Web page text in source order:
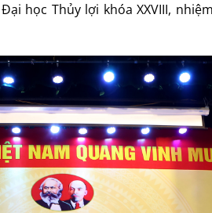
học Thủy lợi khóa XXVIII,